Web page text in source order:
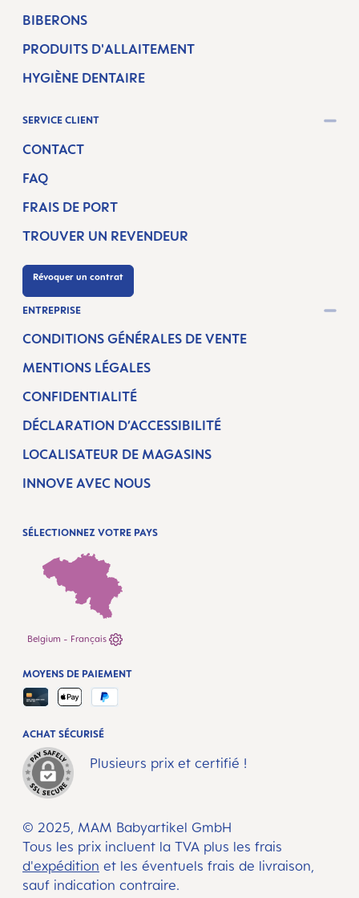
BIBERONS
PRODUITS D'ALLAITEMENT
HYGIÈNE DENTAIRE
SERVICE CLIENT
CONTACT
FAQ
FRAIS DE PORT
TROUVER UN REVENDEUR
Révoquer un contrat
ENTREPRISE
CONDITIONS GÉNÉRALES DE VENTE
MENTIONS LÉGALES
CONFIDENTIALITÉ
DÉCLARATION D’ACCESSIBILITÉ
LOCALISATEUR DE MAGASINS
INNOVE AVEC NOUS
SÉLECTIONNEZ VOTRE PAYS
Belgium - Français
© 2025, MAM Babyartikel GmbH
Tous les prix incluent la TVA plus les frais
d'expédition et les éventuels frais de livraison,
sauf indication contraire.
ACHAT SÉCURISÉ
Plusieurs prix et certifié !
MOYENS DE PAIEMENT